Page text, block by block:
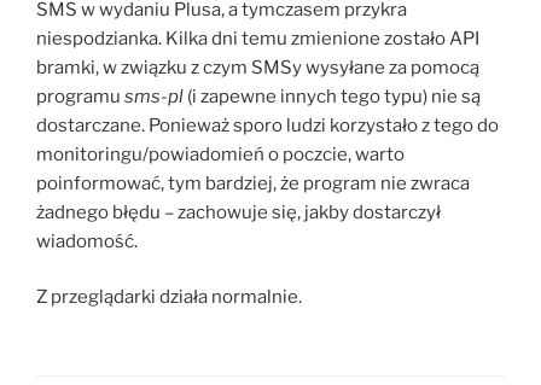
SMS w wydaniu Plusa, a tymczasem przykra
niespodzianka. Kilka dni temu zmienione zostało API
bramki, w związku z czym SMSy wysyłane za pomocą
programu sms-pl (i zapewne innych tego typu) nie są
dostarczane. Ponieważ sporo ludzi korzystało z tego do
monitoringu/powiadomień o poczcie, warto
poinformować, tym bardziej, że program nie zwraca
żadnego błędu – zachowuje się, jakby dostarczył
wiadomość.
Z przeglądarki działa normalnie.